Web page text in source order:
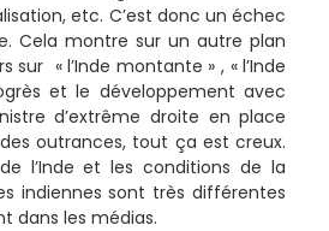
etc. C’est donc un échec
Cela montre sur un autre plan
sur « l’Inde montante » , « l’Inde
et le développement avec
d’extrême droite en place
outrances, tout ça est creux.
l’Inde et les conditions de la
indiennes sont très différentes
dans les médias.